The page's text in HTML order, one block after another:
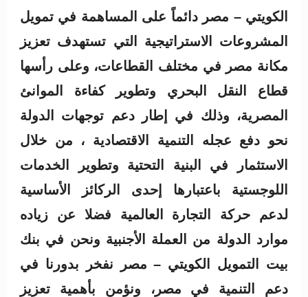
الكويتي – مصر دائماً على المساهمة في تمويل
المشروعات الاستراتيجية التي تستهدف تعزيز
مكانة مصر في مختلف القطاعات، وعلى رأسها
قطاع النقل البحري وتطوير كفاءة الموانئ
المصرية، وذلك في إطار دعم توجهات الدولة
نحو دفع عجله التنمية الاقتصادية ، من خلال
الاستثمار في البنية التحتية وتطوير الخدمات
اللوجستية باعتبارها إحدى الركائز الأساسية
لدعم حركة التجارة العالمية فضلا عن زياده
موارد الدولة من العملة الأجنبية ونحن في بنك
بيت التمويل الكويتي – مصر نفخر بدورنا في
دعم التنمية في مصر، ونؤمن بأهمية تعزيز